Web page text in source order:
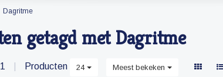
Dagritme
getagd met Dagritme
Producten 24 Meest bekeken